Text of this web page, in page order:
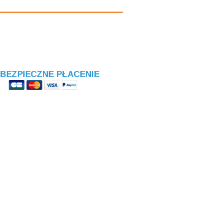
BEZPIECZNE PŁACENIE